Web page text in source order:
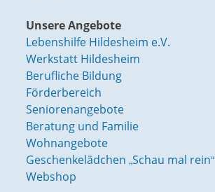
Unsere Angebote
Lebenshilfe Hildesheim e.V.
Werkstatt Hildesheim
Berufliche Bildung
Förderbereich
Seniorenangebote
Beratung und Familie
Wohnangebote
Geschenkelädchen „Schau mal rein“
Webshop